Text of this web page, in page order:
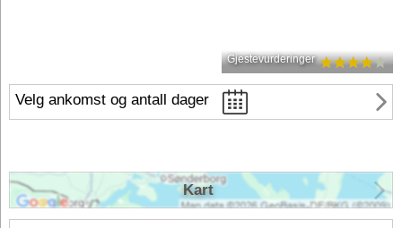
Gjestevurderinger
Velg ankomst og antall dager
Kart